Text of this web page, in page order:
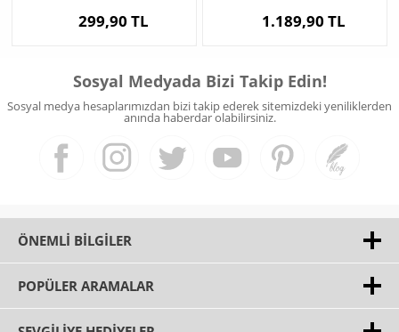
299,90 TL 1.189,90 TL
Sosyal Medyada Bizi Takip Edin!
Sosyal medya hesaplarımızdan bizi takip ederek sitemizdeki yeniliklerden
anında haberdar olabilirsiniz.
ÖNEMLI BILGILER
POPÜLER ARAMALAR